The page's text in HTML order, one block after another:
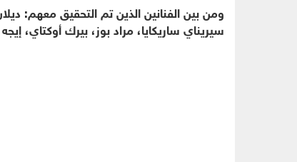
ومن بين الفنانين الذين تم التحقيق معهم:
سيريناي ساريكايا، مراد بوز، بيرك أوكتاي،